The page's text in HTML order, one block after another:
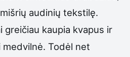
audinių tekstilę.
greičiau kaupia kvapus ir
Todėl net